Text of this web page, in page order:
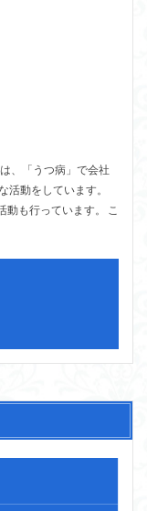
、「うつ病」で会社
活動をしています。
動も行っています。 こ